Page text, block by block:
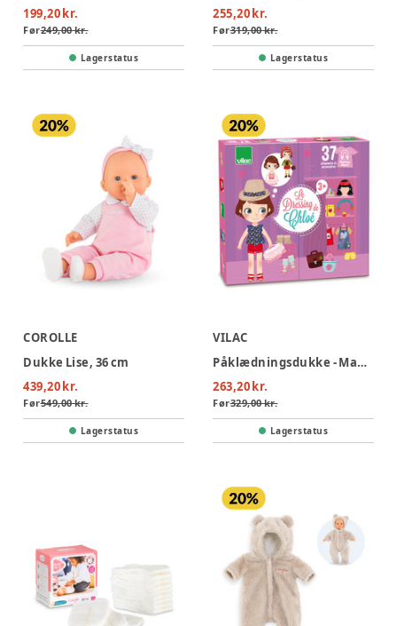
199,20 kr.
Før249,00 kr.
Lagerstatus
255,20 kr.
Før319,00 kr.
Lagerstatus
COROLLE
Dukke Lise, 36 cm
439,20 kr.
Før549,00 kr.
Lagerstatus
VILAC
Påklædningsdukke - Magnetisk
263,20 kr.
Før329,00 kr.
Lagerstatus